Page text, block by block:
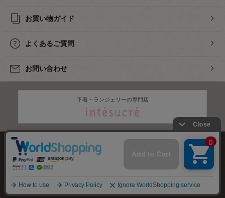
お買い物ガイド
よくあるご質問
お問い合わせ
下着・ランジェリーの専門店
株式会社オカダヤ
特定商取引法に基づく表記 プライバシーポリシー サイトマップ
2012-2026OKADAYA CO.,LTD.